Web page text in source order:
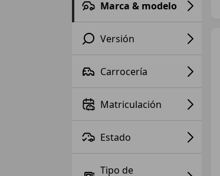
Marca & modelo
Versión
Carrocería
Matriculación
Estado
Tipo de